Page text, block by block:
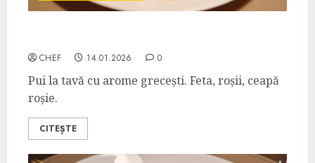
CHEF 14.01.2026 0
Pui la tavă cu arome grecești. Feta, roșii, ceapă
roșie.
CITEȘTE